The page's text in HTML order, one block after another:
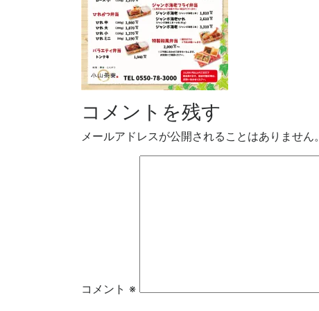
コメントを残す
メールアドレスが公開されることはありません。
コメント ※